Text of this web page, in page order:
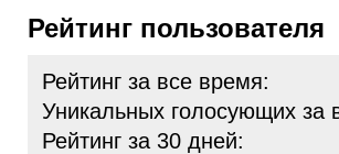
Рейтинг пользователя
Рейтинг за все время:
Уникальных голосующих за
Рейтинг за 30 дней: